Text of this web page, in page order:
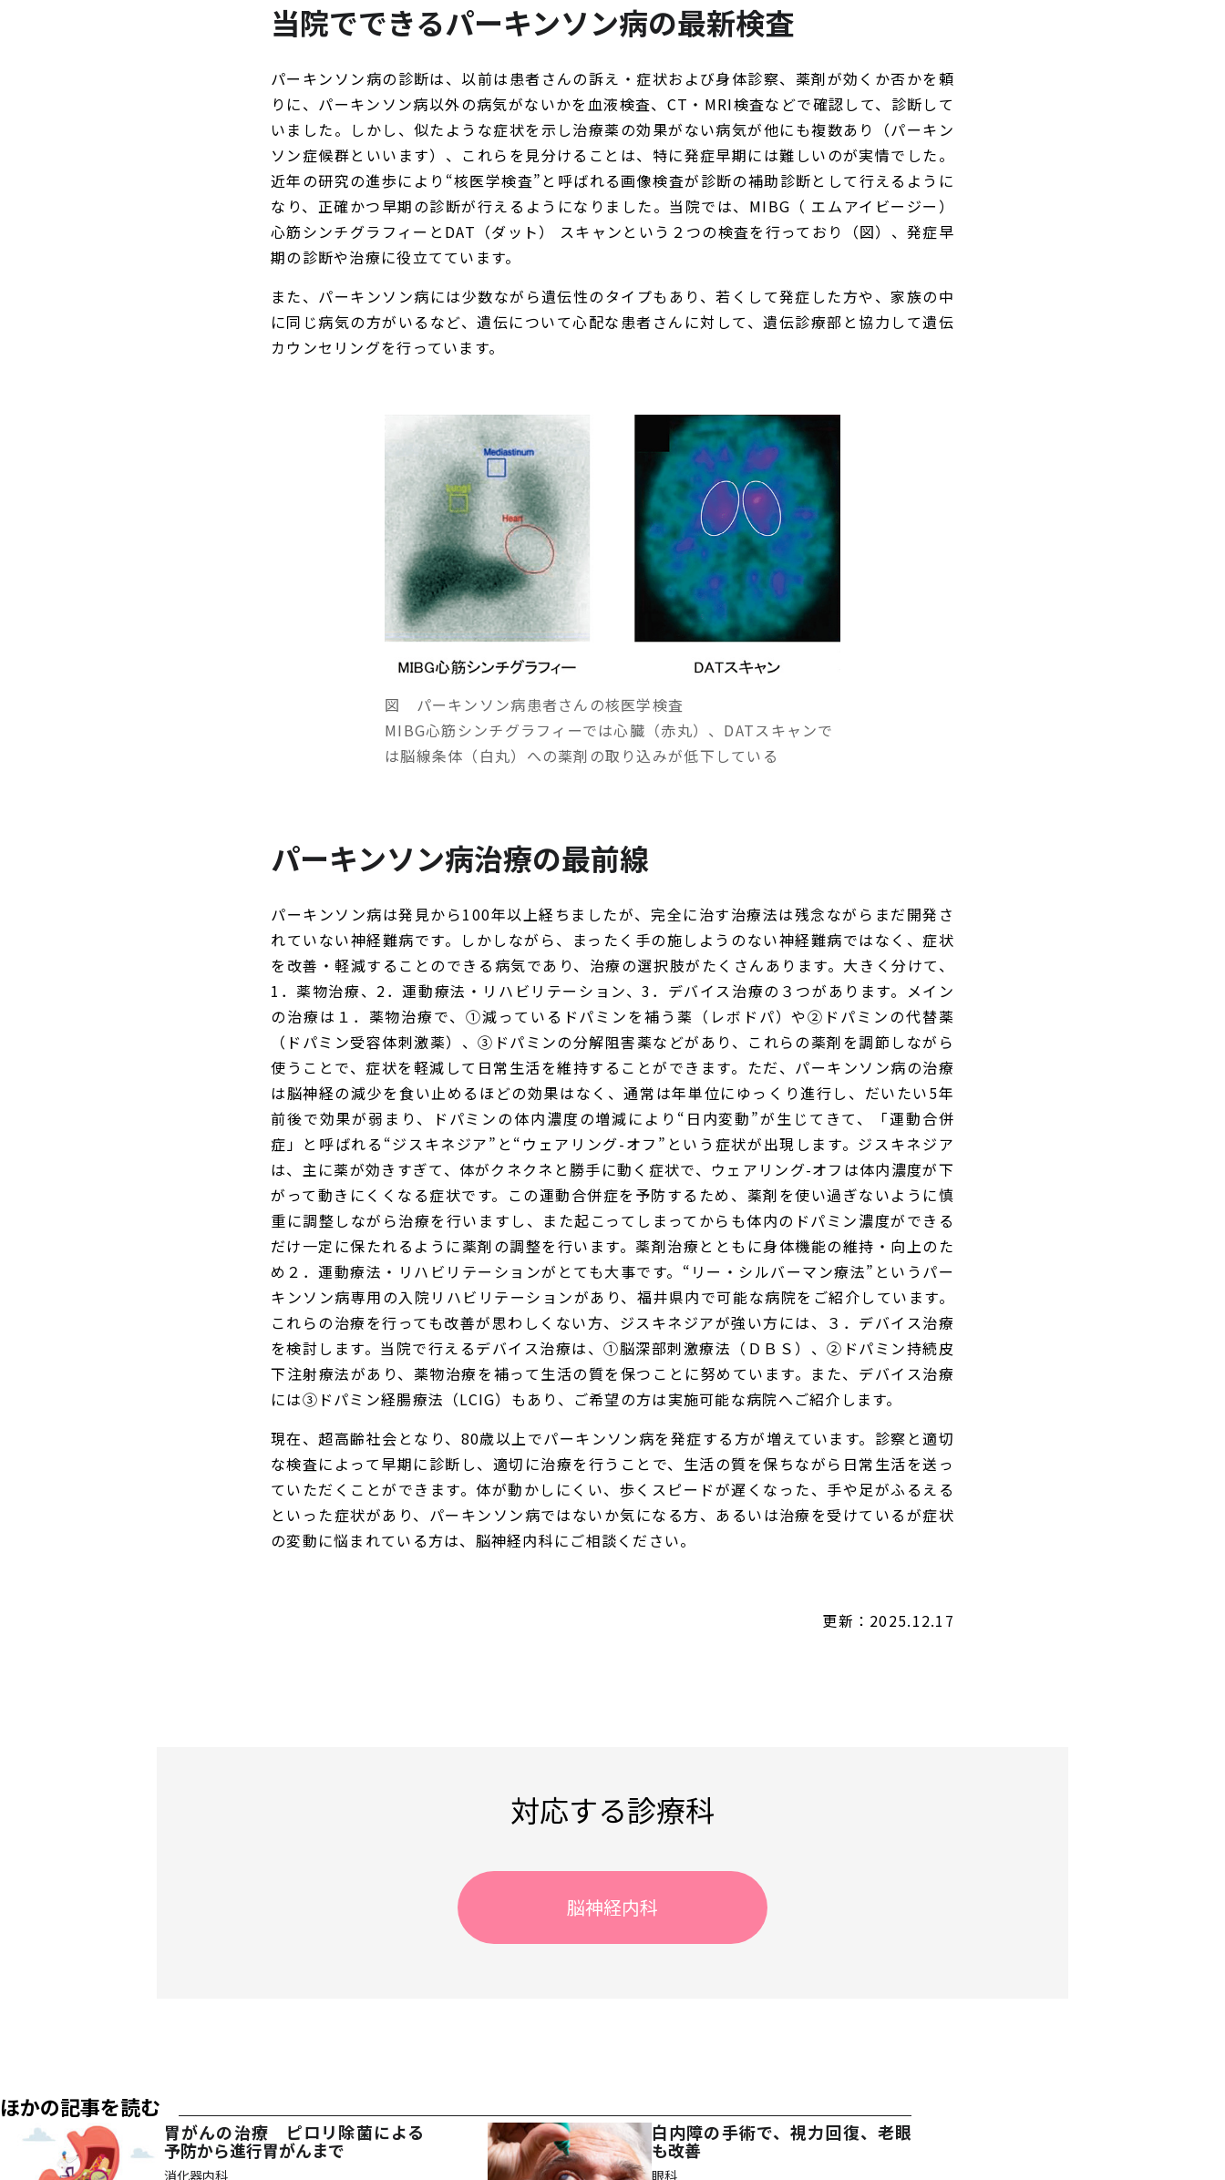
当院でできるパーキンソン病の最新検査
パーキンソン病の診断は、以前は患者さんの訴え・症状および身体診察、薬剤が効くか否かを頼
りに、パーキンソン病以外の病気がないかを血液検査、CT・MRI検査などで確認して、診断して
いました。しかし、似たような症状を示し治療薬の効果がない病気が他にも複数あり（パーキン
ソン症候群といいます）、これらを見分けることは、特に発症早期には難しいのが実情でした。
近年の研究の進歩により“核医学検査”と呼ばれる画像検査が診断の補助診断として行えるように
なり、正確かつ早期の診断が行えるようになりました。当院では、MIBG（ エムアイビージー）
心筋シンチグラフィーとDAT（ダット） スキャンという２つの検査を行っており（図）、発症早
期の診断や治療に役立てています。
また、パーキンソン病には少数ながら遺伝性のタイプもあり、若くして発症した方や、家族の中
に同じ病気の方がいるなど、遺伝について心配な患者さんに対して、遺伝診療部と協力して遺伝
カウンセリングを行っています。
図 パーキンソン病患者さんの核医学検査
MIBG心筋シンチグラフィーでは心臓（赤丸）、DATスキャンで
は脳線条体（白丸）への薬剤の取り込みが低下している
パーキンソン病治療の最前線
パーキンソン病は発見から100年以上経ちましたが、完全に治す治療法は残念ながらまだ開発さ
れていない神経難病です。しかしながら、まったく手の施しようのない神経難病ではなく、症状
を改善・軽減することのできる病気であり、治療の選択肢がたくさんあります。大きく分けて、
1．薬物治療、2．運動療法・リハビリテーション、3．デバイス治療の３つがあります。メイン
の治療は１．薬物治療で、①減っているドパミンを補う薬（レボドパ）や②ドパミンの代替薬
（ドパミン受容体刺激薬）、③ドパミンの分解阻害薬などがあり、これらの薬剤を調節しながら
使うことで、症状を軽減して日常生活を維持することができます。ただ、パーキンソン病の治療
は脳神経の減少を食い止めるほどの効果はなく、通常は年単位にゆっくり進行し、だいたい5年
前後で効果が弱まり、ドパミンの体内濃度の増減により“日内変動”が生じてきて、「運動合併
症」と呼ばれる“ジスキネジア”と“ウェアリング-オフ”という症状が出現します。ジスキネジア
は、主に薬が効きすぎて、体がクネクネと勝手に動く症状で、ウェアリング-オフは体内濃度が下
がって動きにくくなる症状です。この運動合併症を予防するため、薬剤を使い過ぎないように慎
重に調整しながら治療を行いますし、また起こってしまってからも体内のドパミン濃度ができる
だけ一定に保たれるように薬剤の調整を行います。薬剤治療とともに身体機能の維持・向上のた
め２．運動療法・リハビリテーションがとても大事です。“リー・シルバーマン療法”というパー
キンソン病専用の入院リハビリテーションがあり、福井県内で可能な病院をご紹介しています。
これらの治療を行っても改善が思わしくない方、ジスキネジアが強い方には、３．デバイス治療
を検討します。当院で行えるデバイス治療は、①脳深部刺激療法（ＤＢＳ）、②ドパミン持続皮
下注射療法があり、薬物治療を補って生活の質を保つことに努めています。また、デバイス治療
には③ドパミン経腸療法（LCIG）もあり、ご希望の方は実施可能な病院へご紹介します。
現在、超高齢社会となり、80歳以上でパーキンソン病を発症する方が増えています。診察と適切
な検査によって早期に診断し、適切に治療を行うことで、生活の質を保ちながら日常生活を送っ
ていただくことができます。体が動かしにくい、歩くスピードが遅くなった、手や足がふるえる
といった症状があり、パーキンソン病ではないか気になる方、あるいは治療を受けているが症状
の変動に悩まれている方は、脳神経内科にご相談ください。
更新：2025.12.17
対応する診療科
脳神経内科
ほかの記事を読む
胃がんの治療 ピロリ除菌による
予防から進行胃がんまで
消化器内科
白内障の手術で、視力回復、老眼
も改善
眼科